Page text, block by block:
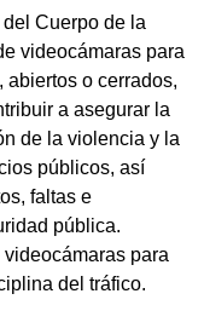
Cuerpo de la
videocámaras para
o cerrados,
a asegurar la
de la violencia y la
públicos, así
faltas e
pública.
para
del tráfico.